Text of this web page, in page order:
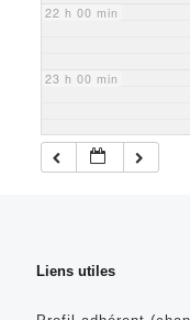
22 h 00 min
23 h 00 min
Liens utiles